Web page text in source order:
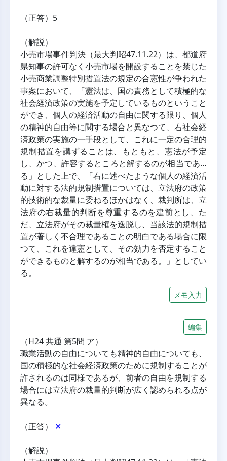
（正答）5
（解説）
小売市場事件判決（最大判昭47.11.22）は、都道府
県知事の許可なく小売市場を開設することを禁じた
小売商業調整特別措置法の規定の合憲性が争われた
事案において、「憲法は、国の責務として積極的な
社会経済政策の実施を予定しているものということ
ができ、個人の経済活動の自由に関する限り、個人
の精神的自由等に関する場合と異なつて、右社会経
済政策の実施の一手段として、これに一定の合理的
規制措置を講ずることは、もともと、憲法が予定
し、かつ、許容するところと解するのが相当であ…
る」とした上で、「右に述べたような個人の経済活
動に対する法的規制措置については、立法府の政策
的技術的な裁量に委ねるほかはなく、裁判所は、立
法府の右裁量的判断を尊重するのを建前とし、た
だ、立法府がその裁量権を逸脱し、当該法的規制措
置が著しく不合理であることの明白である場合に限
つて、これを違憲として、その効力を否定すること
ができるものと解するのが相当である。」としてい
る。
メモ入力
編集
（H24 共通 第5問 ア）
職業活動の自由についても精神的自由についても、
国の積極的な社会経済政策のために規制することが
許されるのは同様であるが、前者の自由を規制する
場合には立法府の裁量的判断が広く認められる点が
異なる。
（正答） ✕
（解説）